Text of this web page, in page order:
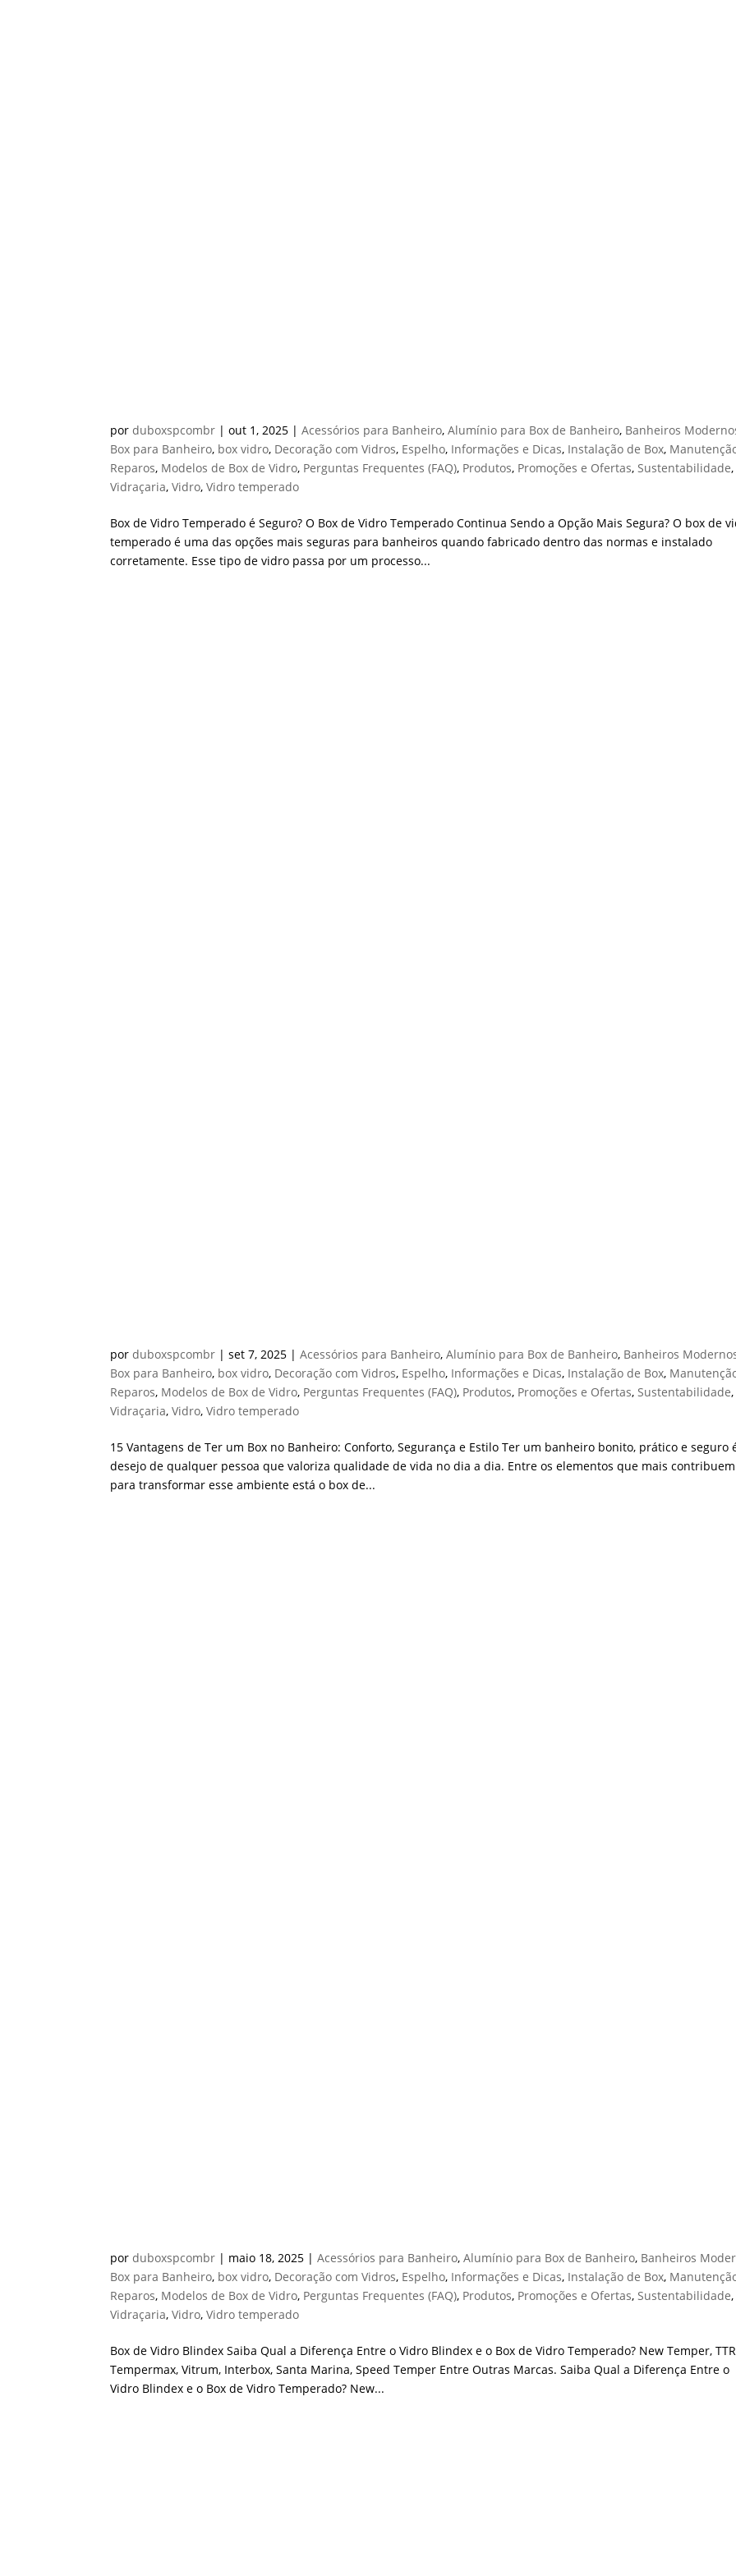
porduboxspcombr |out 1, 2025 |Acessórios para Banheiro,Alumínio para Box de Banheiro, Banheiros
Box para Banheiro, box vidro, Decoração com Vidros, Espelho, Informações e Dicas, Instalação de Box,
Reparos, Modelos de Box de Vidro, Perguntas Frequentes (FAQ), Produtos, Promoções e Ofertas, Sustentabilidade,
Vidraçaria,Vidro,Vidro temperado
Box de Vidro Temperado é Seguro? O Box de Vidro Temperado Continua Sendo a Opção Mais Segura? O box de
temperado é uma das opções mais seguras para banheiros quando fabricado dentro das normas e instalado
corretamente. Esse tipo de vidro passa por um processo...
porduboxspcombr |set 7, 2025 |Acessórios para Banheiro,Alumínio para Box de Banheiro, Banheiros
Box para Banheiro, box vidro, Decoração com Vidros, Espelho, Informações e Dicas, Instalação de Box,
Reparos, Modelos de Box de Vidro, Perguntas Frequentes (FAQ), Produtos, Promoções e Ofertas,Sustentabilidade,
Vidraçaria,Vidro,Vidro temperado
15 Vantagens de Ter um Box no Banheiro: Conforto, Segurança e Estilo Ter um banheiro bonito, prático e seguro
desejo de qualquer pessoa que valoriza qualidade de vida no dia a dia. Entre os elementos que mais contribuem
para transformar esse ambiente está o box de...
porduboxspcombr | maio 18, 2025 |Acessórios para Banheiro,Alumínio para Box de Banheiro, Banheiros
Box para Banheiro, box vidro, Decoração com Vidros, Espelho, Informações e Dicas, Instalação de Box,
Reparos, Modelos de Box de Vidro, Perguntas Frequentes (FAQ), Produtos, Promoções e Ofertas,Sustentabilidade,
Vidraçaria,Vidro,Vidro temperado
Box de Vidro Blindex Saiba Qual a Diferença Entre o Vidro Blindex e o Box de Vidro Temperado? New Temper,
Tempermax, Vitrum, Interbox, Santa Marina, Speed Temper Entre Outras Marcas. Saiba Qual a Diferença Entre o
Vidro Blindex e o Box de Vidro Temperado? New...